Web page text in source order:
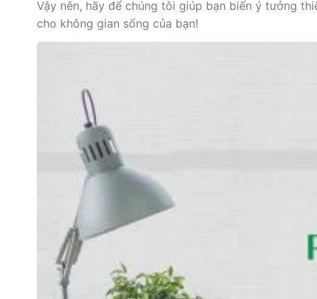
Vậy nên, hãy để chúng tôi giúp bạn biến ý tưởng
cho không gian sống của bạn!